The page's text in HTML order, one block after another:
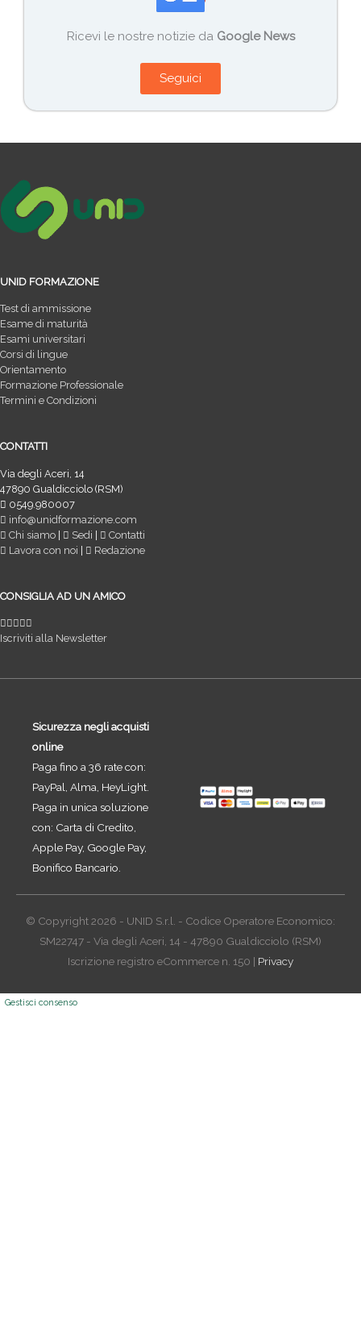
Ricevi le nostre notizie da Google News
Seguici
UNID FORMAZIONE
Test di ammissione
Esame di maturità
Esami universitari
Corsi di lingue
Orientamento
Formazione Professionale
Termini e Condizioni
CONTATTI
Via degli Aceri, 14
47890 Gualdicciolo (RSM)
0549.980007
info@unidformazione.com
Chi siamo
Sedi
Contatti
Lavora con noi
Redazione
CONSIGLIA AD UN AMICO
Iscriviti alla Newsletter
Sicurezza negli acquisti
online
Paga fino a 36 rate con:
PayPal, Alma, HeyLight.
Paga in unica soluzione
con: Carta di Credito,
Apple Pay, Google Pay,
Bonifico Bancario.
© Copyright 2026 - UNID S.r.l. - Codice Operatore Economico:
SM22747 - Via degli Aceri, 14 - 47890 Gualdicciolo (RSM)
Iscrizione registro eCommerce n. 150 | Privacy
Gestisci consenso